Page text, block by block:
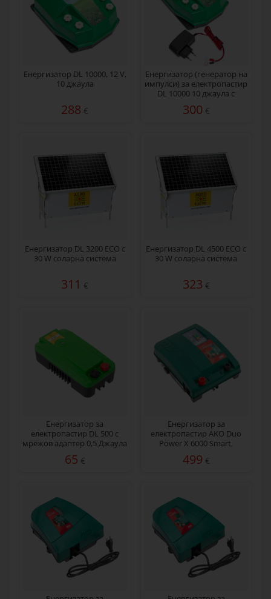
Енергизатор DL 10000, 12 V,
10 джаула
288 €
Енергизатор (генератор на
импулси) за електропастир
DL 10000 10 джаула с
300 €
Енергизатор DL 3200 ECO с
30 W соларна система
311 €
Енергизатор DL 4500 ECO с
30 W соларна система
323 €
Енергизатор за
електропастир DL 500 с
мрежов адаптер 0,5 Джаула
65 €
Енергизатор за
електропастир AKO Duo
Power X 6000 Smart,
499 €